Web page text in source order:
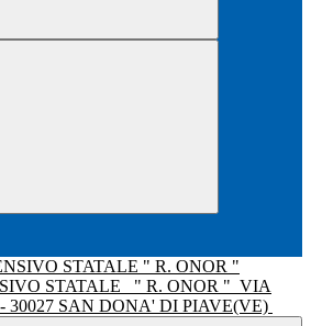
STATALE " R. ONOR " VIA
30027 SAN DONA' DI PIAVE(VE)